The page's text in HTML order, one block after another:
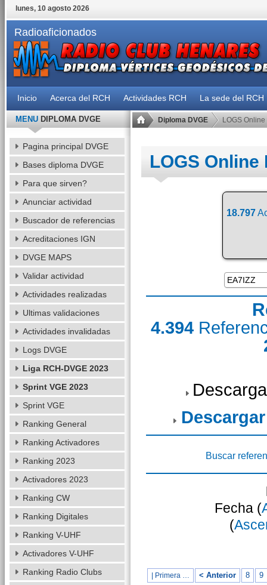
lunes, 10 agosto 2026
Radioaficionados
Inicio Acerca del RCH Actividades RCH La sede del RCH
Diploma DVGE LOGS Online
LOGS Online
18.797
4.394
Buscar
Fecha (
(
| Primera … < Anterior 8 9
MENUDIPLOMA DVGE
Pagina principal DVGE
Bases diploma DVGE
Para que sirven?
Anunciar actividad
Buscador de referencias
Acreditaciones IGN
DVGE MAPS
Validar actividad
Actividades realizadas
Ultimas validaciones
Actividades invalidadas
Logs DVGE
Liga RCH-DVGE 2023
Sprint VGE 2023
Sprint VGE
Ranking General
Ranking Activadores
Ranking 2023
Activadores 2023
Ranking CW
Ranking Digitales
Ranking V-UHF
Activadores V-UHF
Ranking Radio Clubs